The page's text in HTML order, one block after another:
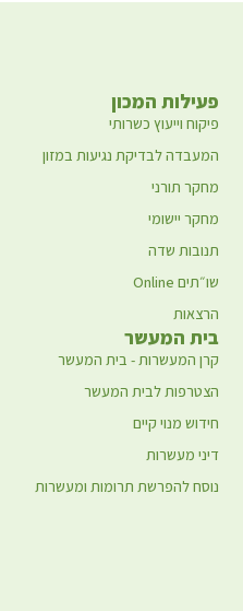
פעילות המכון
פיקוח וייעוץ כשרותי
המעבדה לבדיקת נגיעות במזון
מחקר תורני
מחקר יישומי
תנובות שדה
שו״תים Online
הרצאות
בית המעשר
קרן המעשרות - בית המעשר
הצטרפות לבית המעשר
חידוש מנוי קיים
דיני מעשרות
נוסח להפרשת תרומות ומעשרות